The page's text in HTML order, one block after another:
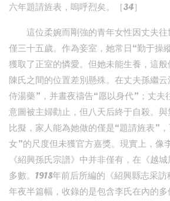
六年題請旌表，嗚呼烈矣。［34］
這位柔婉而剛強的青年女性因丈夫
僅三十五歲。作為妾室，她常日“勤于操
獲取了正室的憐愛。但她未能生養，這
陳氏之間的位置差別懸殊。在丈夫孫繼
侍湯藥”，并晝夜禱告“愿以身代”；丈夫
意圖被主婦勸止，但八天后終于自殺。
比擬，家人能為她做的僅是“題請旌表”
女”的尺度但未獲官方嘉獎。現實上，像
《紹興孫氏宗譜》中并非僅有，在《越
多數。1918年前后所編的《紹興縣志采
年夜半篇幅，收錄的是包含李氏在內的